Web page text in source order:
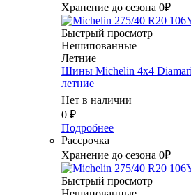
Хранение до сезона 0₽
Быстрый просмотр
Нешипованные
Летние
Шины Michelin 4x4
летние
Нет в наличии
0 ₽
Подробнее
Рассрочка
Хранение до сезона 0₽
Быстрый просмотр